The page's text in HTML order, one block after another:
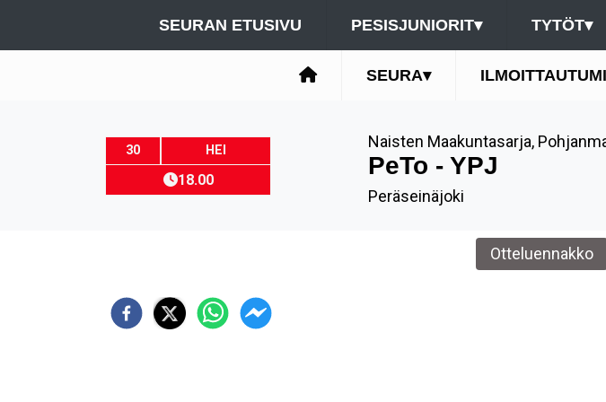
SEURAN ETUSIVU PESISJUNIORIT▾ TYTÖT▾
SEURA▾
30 HEI
18.00
Naisten Maakuntasarja,
PeTo - YPJ
Peräseinäjoki
Otteluennakko